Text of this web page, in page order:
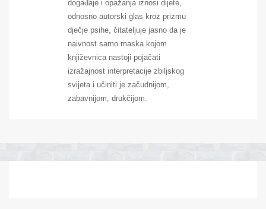
događaje i opažanja iznosi dijete,
odnosno autorski glas kroz prizmu
dječje psihe, čitateljuje jasno da je
naivnost samo maska kojom
književnica nastoji pojačati
izražajnost interpretacije zbiljskog
svijeta i učiniti je začudnijom,
zabavnijom, drukčijom.